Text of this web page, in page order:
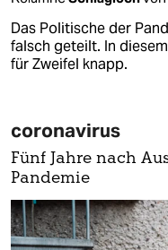
Das Politische der
falsch geteilt. In
für Zweifel knapp.
coronavirus
Fünf Jahre nach
Pandemie